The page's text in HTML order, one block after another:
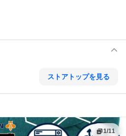
ストアトップを見る
1/11